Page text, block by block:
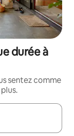
durée à
sentez comme
flèches vers le